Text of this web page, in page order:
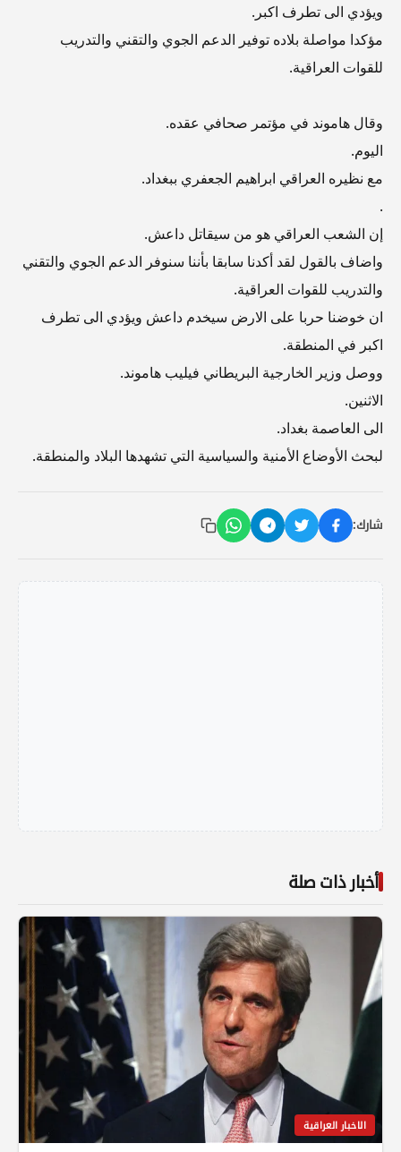
ويؤدي الى تطرف اكبر.
مؤكدا مواصلة بلاده توفير الدعم الجوي والتقني والتدريب
للقوات العراقية.
وقال هاموند في مؤتمر صحافي عقده.
اليوم.
مع نظيره العراقي ابراهيم الجعفري ببغداد.
.
إن الشعب العراقي هو من سيقاتل داعش.
واضاف بالقول لقد أكدنا سابقا بأننا سنوفر الدعم الجوي والتقني
والتدريب للقوات العراقية.
ان خوضنا حربا على الارض سيخدم داعش ويؤدي الى تطرف
اكبر في المنطقة.
ووصل وزير الخارجية البريطاني فيليب هاموند.
الاثنين.
الى العاصمة بغداد.
لبحث الأوضاع الأمنية والسياسية التي تشهدها البلاد والمنطقة.
شارك:
أخبار ذات صلة
الاخبار العراقية